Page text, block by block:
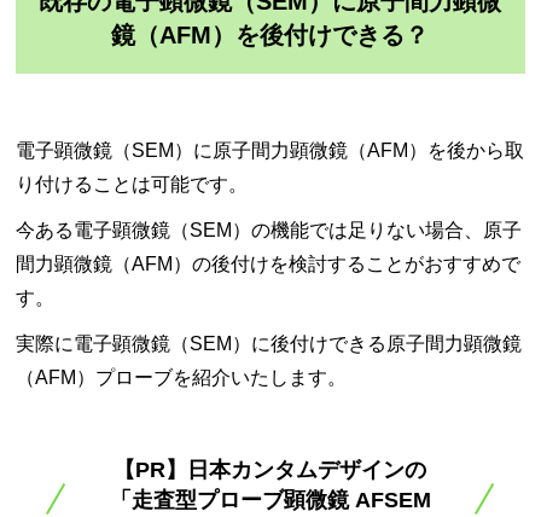
鏡（AFM）を後付けできる？
電子顕微鏡（SEM）に原子間力顕微鏡（AFM）を後から取
り付けることは可能です。
今ある電子顕微鏡（SEM）の機能では足りない場合、原子
間力顕微鏡（AFM）の後付けを検討することがおすすめで
す。
実際に電子顕微鏡（SEM）に後付けできる原子間力顕微鏡
（AFM）プローブを紹介いたします。
【PR】日本カンタムデザインの
「走査型プローブ顕微鏡 AFSEM